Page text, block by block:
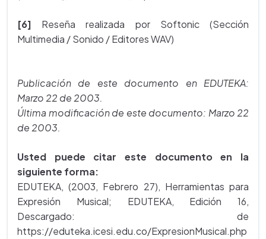
[6] Reseña realizada por Softonic (Sección
Multimedia / Sonido / Editores WAV)
Publicación de este documento en EDUTEKA:
Marzo 22 de 2003.
Última modificación de este documento: Marzo 22
de 2003.
Usted puede citar este documento en la
siguiente forma:
EDUTEKA, (2003, Febrero 27), Herramientas para
Expresión Musical; EDUTEKA, Edición 16,
Descargado: de
https://eduteka.icesi.edu.co/ExpresionMusical.php